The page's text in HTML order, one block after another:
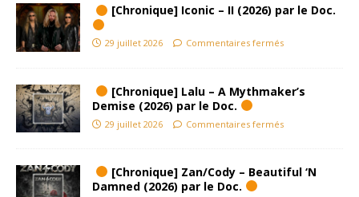
[Chronique] Iconic – II (2026) par le Doc.
29 juillet 2026 Commentaires fermés
[Chronique] Lalu – A Mythmaker’s
Demise (2026) par le Doc.
29 juillet 2026 Commentaires fermés
[Chronique] Zan/Cody – Beautiful ‘N
Damned (2026) par le Doc.